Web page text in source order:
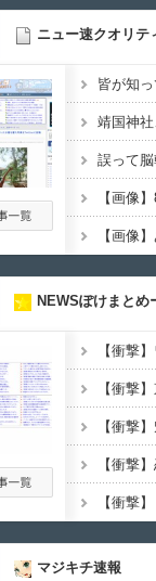
ニュー速クオリテ
皆が知
靖国神
【画像
NEWSぽけまとめ
【衝撃
マジキチ速報